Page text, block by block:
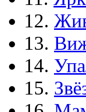
12.
13.
14.
15.